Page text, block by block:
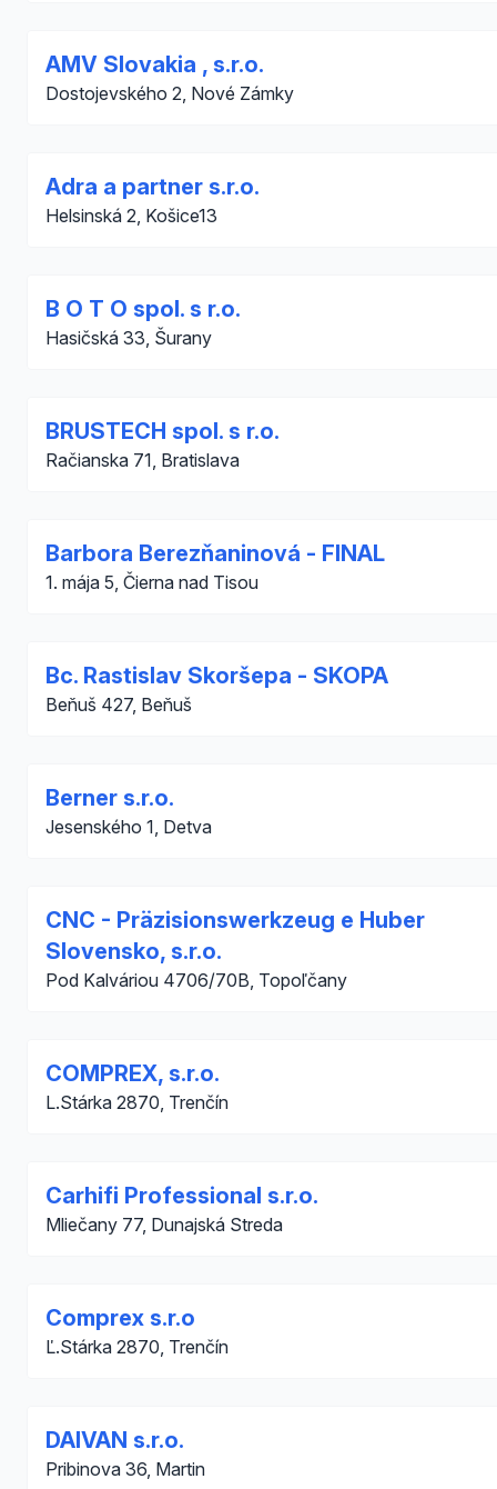
AMV Slovakia , s.r.o.
Dostojevského 2, Nové Zámky
Adra a partner s.r.o.
Helsinská 2, Košice13
B O T O spol. s r.o.
Hasičská 33, Šurany
BRUSTECH spol. s r.o.
Račianska 71, Bratislava
Barbora Berezňaninová - FINAL
1. mája 5, Čierna nad Tisou
Bc. Rastislav Skoršepa - SKOPA
Beňuš 427, Beňuš
Berner s.r.o.
Jesenského 1, Detva
CNC - Präzisionswerkzeug e Huber
Slovensko, s.r.o.
Pod Kalváriou 4706/70B, Topoľčany
COMPREX, s.r.o.
L.Stárka 2870, Trenčín
Carhifi Professional s.r.o.
Mliečany 77, Dunajská Streda
Comprex s.r.o
Ľ.Stárka 2870, Trenčín
DAIVAN s.r.o.
Pribinova 36, Martin